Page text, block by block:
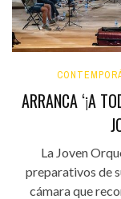
ARRANCA ‘¡A
La Joven
preparativos de
cámara que